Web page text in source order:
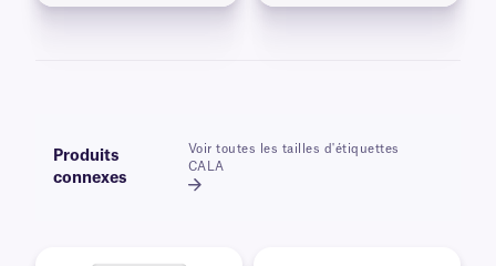
Produits
connexes
Voir toutes les tailles d'étiquettes
CALA